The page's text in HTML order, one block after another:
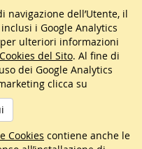
navigazione dell’Utente, il
i Google Analytics
ulteriori informazioni
del Sito. Al fine di
dei Google Analytics
clicca su
Cookies contiene anche le